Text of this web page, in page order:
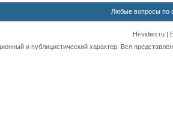
Любые вопросы по
Hi-video.ru |
и публицистический характер. Вся